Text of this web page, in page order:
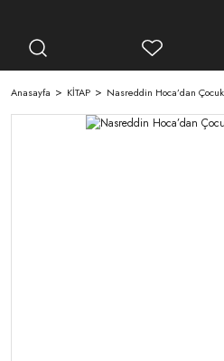
Anasayfa KİTAP Nasreddin Hoca’dan